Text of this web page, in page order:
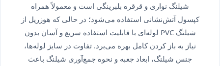
شیلنگ نواری و قرقره بلبرینگی است و معمولاً همراه
کپسول آتش‌نشانی استفاده می‌شود؛ در حالی که هوزریل از
شیلنگ PVC لوله‌ای با قابلیت استفاده سریع و آسان بدون
نیاز به باز کردن کامل بهره می‌برد. تفاوت در سایز لوله‌ها،
جنس شیلنگ، ابعاد جعبه و نحوه جمع‌آوری شیلنگ باعث